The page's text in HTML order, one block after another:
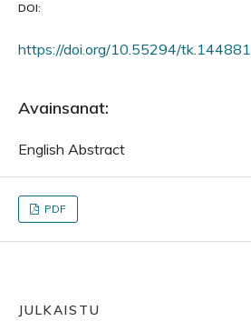
DOI:
https://doi.org/10.55294/tk.144881
Avainsanat:
English Abstract
PDF
JULKAISTU